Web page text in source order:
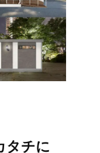
タチに